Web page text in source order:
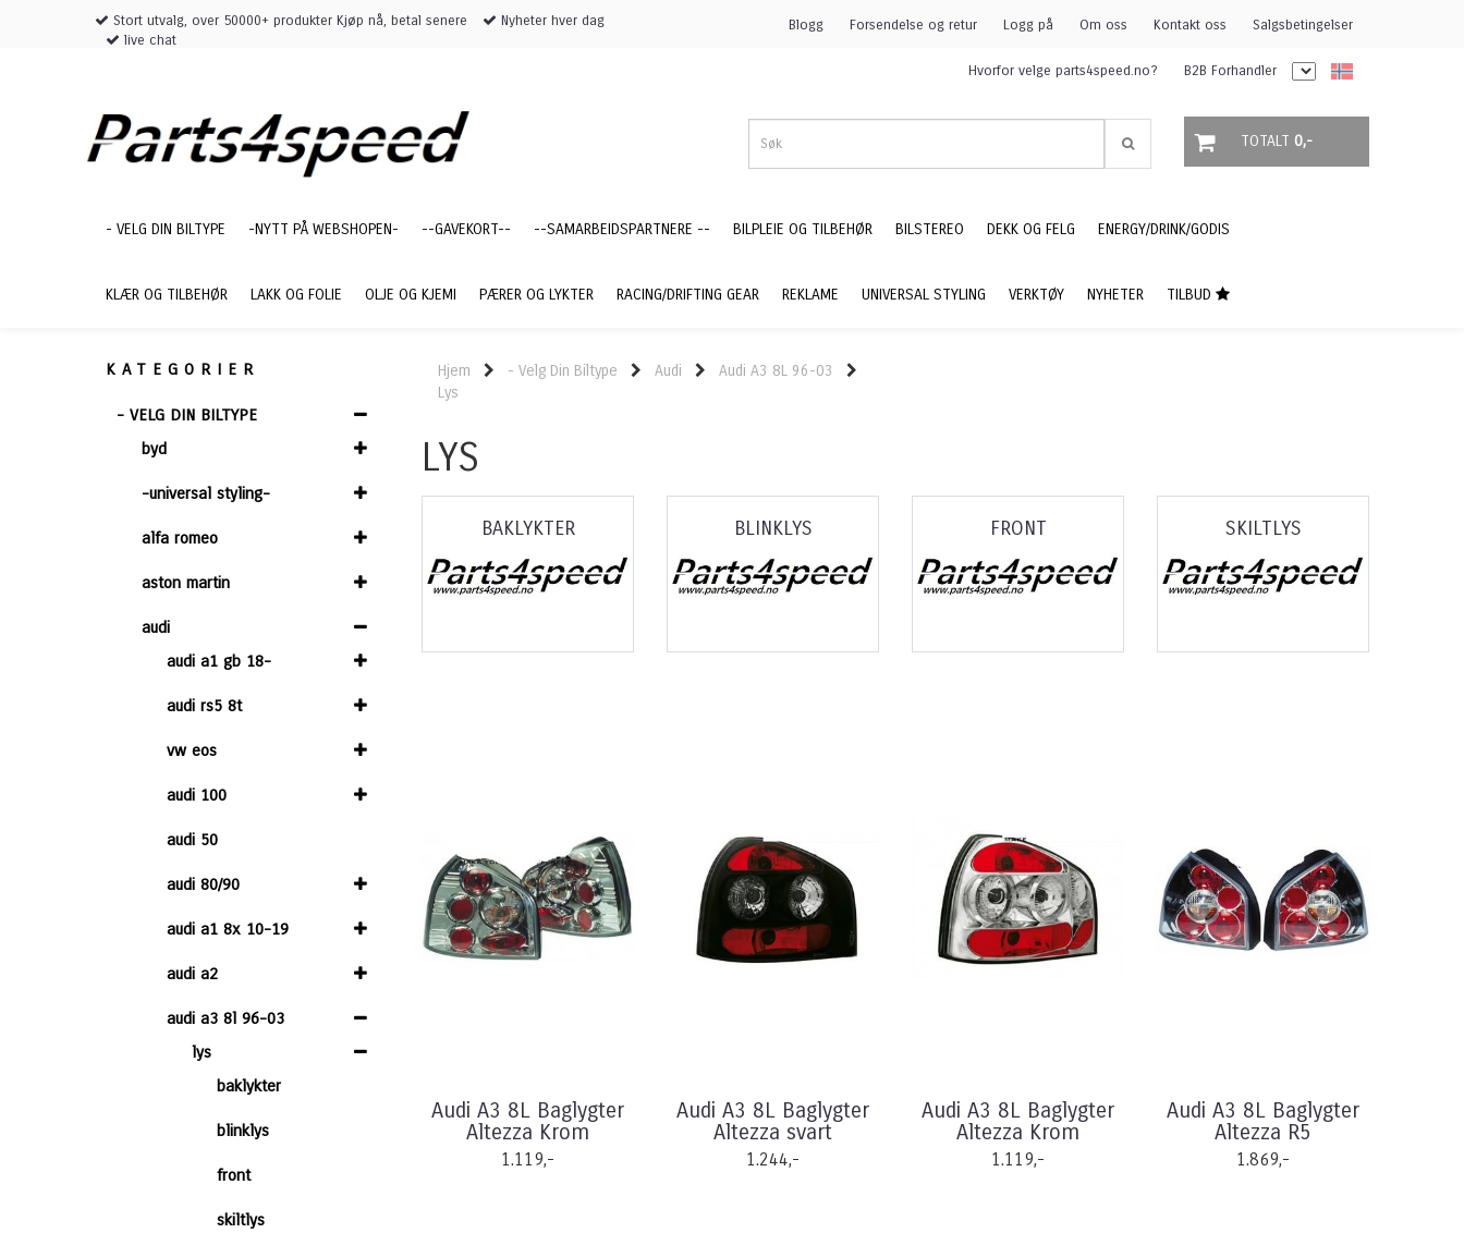
Stort utvalg, over 50000+ produkter Kjøp nå, betal senere
Nyheter hver dag
live chat
Blogg Forsendelse og retur Logg på Om oss Kontakt oss Salgsbetingelser
Hvorfor velge parts4speed.no? B2B Forhandler
TOTALT 0,-
- VELG DIN BILTYPE -NYTT PÅ WEBSHOPEN- --GAVEKORT-- --SAMARBEIDSPARTNERE -- BILPLEIE OG TILBEHØR BILSTEREO DEKK OG FELG ENERGY/DRINK/GODIS
KLÆR OG TILBEHØR LAKK OG FOLIE OLJE OG KJEMI PÆRER OG LYKTER RACING/DRIFTING GEAR REKLAME UNIVERSAL STYLING VERKTØY NYHETER TILBUD
KATEGORIER
- VELG DIN BILTYPE
byd
-universal styling-
alfa romeo
aston martin
audi
audi a1 gb 18-
audi rs5 8t
vw eos
audi 100
audi 50
audi 80/90
audi a1 8x 10-19
audi a2
audi a3 8l 96-03
lys
baklykter
blinklys
front
skiltlys
Hjem - Velg Din Biltype Audi
Audi A3 8L 96-03
Lys
LYS
BAKLYKTER BLINKLYS FRONT SKILTLYS
Audi A3 8L Baglygter
Altezza Krom
1.119,-
Audi A3 8L Baglygter
Altezza svart
1.244,-
Audi A3 8L Baglygter
Altezza Krom
1.119,-
Audi A3 8L Baglygter
Altezza R5
1.869,-